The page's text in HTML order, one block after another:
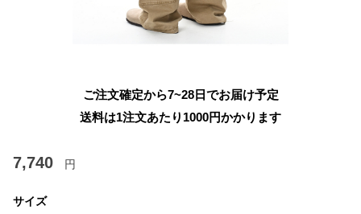
ご注文確定から7~28日でお届け予定
送料は1注文あたり 1000円かかります
7,740 円
サイズ